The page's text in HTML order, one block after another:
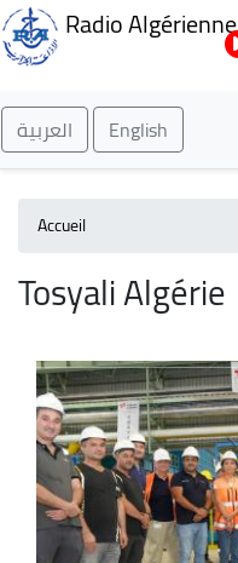
Radio Algérienne
العربية English
Accueil
Tosyali Algérie